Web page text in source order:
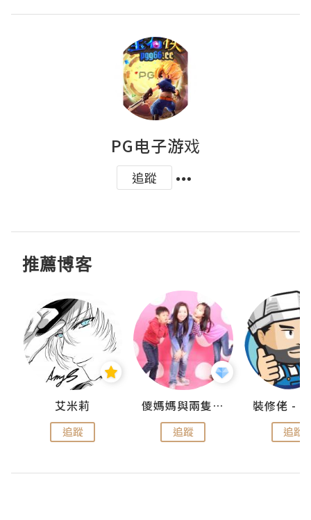
PG电子游戏
追蹤
推薦博客
艾米莉
追蹤
儍媽媽與兩隻小魔怪之家
追蹤 追蹤